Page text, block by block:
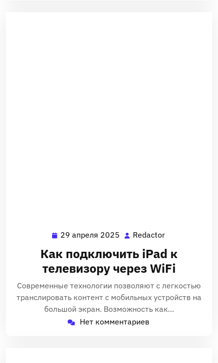
29 апреля 2025 29
апреля
2025
Redactor
Как подключить iPad к
телевизору через WiFi
Современные технологии позволяют с легкостью
транслировать контент с мобильных устройств на
большой экран. Возможность как…
Нет комментариев